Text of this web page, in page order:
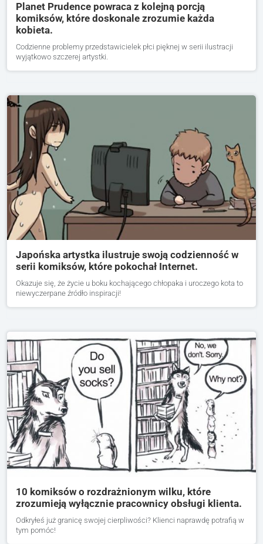
Planet Prudence powraca z kolejną porcją
komiksów, które doskonale zrozumie każda
kobieta.
Codzienne problemy przedstawicielek płci pięknej w serii ilustracji
wyjątkowo szczerej artystki.
Japońska artystka ilustruje swoją codzienność w
serii komiksów, które pokochał Internet.
Okazuje się, że życie u boku kochającego chłopaka i uroczego kota to
niewyczerpane źródło inspiracji!
10 komiksów o rozdrażnionym wilku, które
zrozumieją wyłącznie pracownicy obsługi klienta.
Odkryłeś już granicę swojej cierpliwości? Klienci naprawdę potrafią w
tym pomóc!